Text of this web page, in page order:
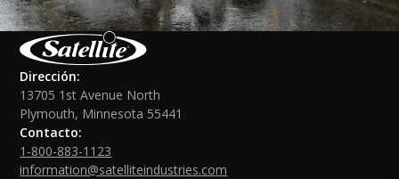
Dirección:
13705 1st Avenue North
Plymouth, Minnesota 55441
Contacto:
1-800-883-1123
information@satelliteindustries.com